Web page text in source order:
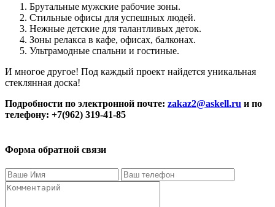
Брутальные мужские рабочие зоны.
Стильные офисы для успешных людей.
Нежные детские для талантливых деток.
Зоны релакса в кафе, офисах, балконах.
Ультрамодные спальни и гостиные.
И многое другое! Под каждый проект найдется уникальная
стеклянная доска!
Подробности по электронной почте: zakaz2@askell.ru и по
телефону: +7(962) 319-41-85
Форма обратной связи